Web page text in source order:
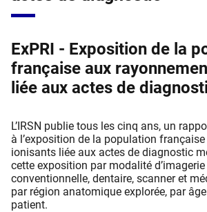
ExPRI - Exposition de la
française aux
liée aux actes de
L’IRSN publie tous les cinq ans, un
à l’exposition de la population
ionisants liée aux actes de diagnostic
cette exposition par modalité
conventionnelle, dentaire, scanner et
par région anatomique explorée, par
patient.